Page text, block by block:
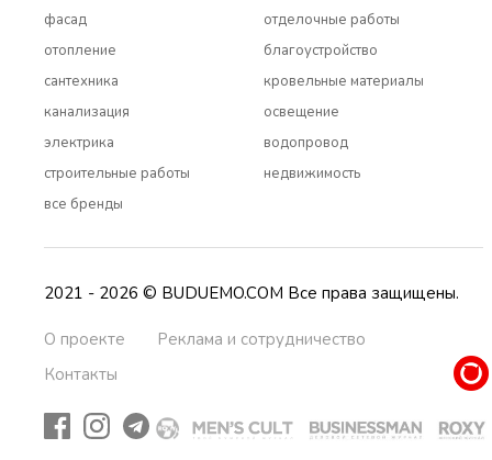
фасад
отопление
сантехника
канализация
электрика
строительные работы
все бренды
отделочные работы
благоустройство
кровельные материалы
освещение
водопровод
недвижимость
2021 - 2026 © BUDUEMO.COM Все права защищены.
О проекте
Реклама и сотрудничество
Контакты